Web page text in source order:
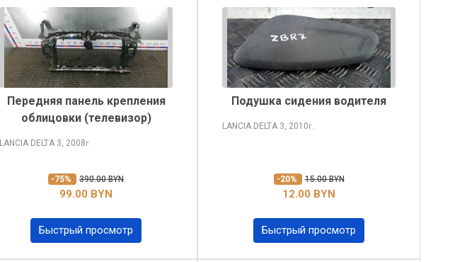
Передняя панель крепления
облицовки (телевизор)
LANCIA DELTA 3, 2008г.
-75% 390.00 BYN
99.00 BYN
Быстрый просмотр
Подушка сидения водителя
LANCIA DELTA 3, 2010г.
-20% 15.00 BYN
12.00 BYN
Быстрый просмотр